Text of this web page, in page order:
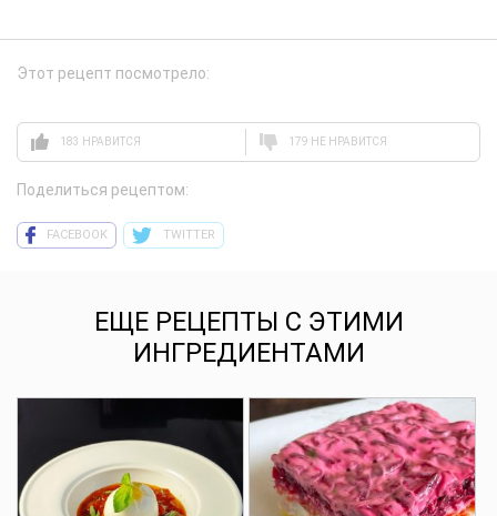
Этот рецепт посмотрело:
183 НРАВИТСЯ 179 НЕ НРАВИТСЯ
Поделиться рецептом:
FACEBOOK TWITTER
ЕЩЕ РЕЦЕПТЫ С ЭТИМИ
ИНГРЕДИЕНТАМИ